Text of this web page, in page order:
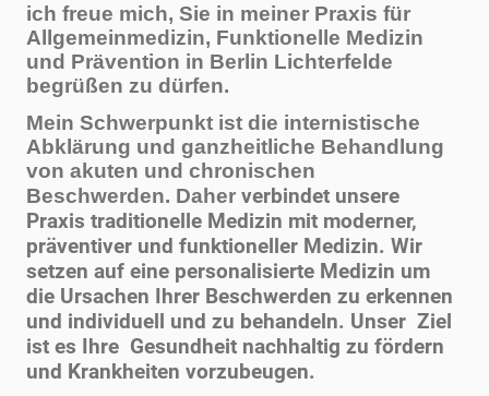
ich freue mich, Sie in meiner Praxis für
Allgemeinmedizin, Funktionelle Medizin
und Prävention in Berlin Lichterfelde
begrüßen zu dürfen.
Mein Schwerpunkt ist die internistische
Abklärung und ganzheitliche Behandlung
von akuten und chronischen
Beschwerden. Daher verbindet unsere
Praxis traditionelle Medizin mit moderner,
präventiver und funktioneller Medizin. Wir
setzen auf eine personalisierte Medizin um
die Ursachen Ihrer Beschwerden zu erkennen
und individuell und zu behandeln. Unser Ziel
ist es Ihre Gesundheit nachhaltig zu fördern
und Krankheiten vorzubeugen.